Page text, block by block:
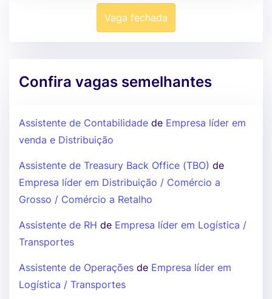
Vaga fechada
Confira vagas semelhantes
Assistente de Contabilidade de Empresa líder em
venda e Distribuição
Assistente de Treasury Back Office (TBO) de
Empresa líder em Distribuição / Comércio a
Grosso / Comércio a Retalho
Assistente de RH de Empresa líder em Logística /
Transportes
Assistente de Operações de Empresa líder em
Logística / Transportes